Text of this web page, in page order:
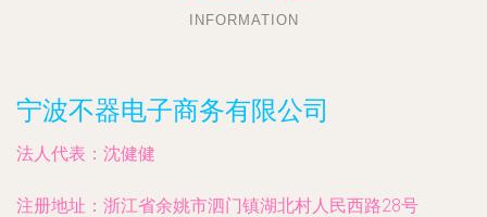
INFORMATION
宁波不器电子商务有限公司
法人代表： 沈健健
注册地址： 浙江省余姚市泗门镇湖北村人民西路28号